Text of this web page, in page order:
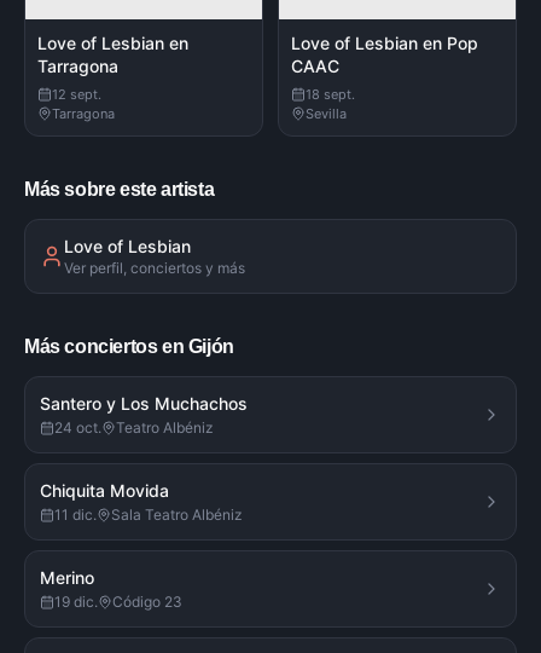
Love of Lesbian en
Tarragona
12 sept.
Tarragona
Love of Lesbian en Pop
CAAC
18 sept.
Sevilla
Más sobre este artista
Love of Lesbian
Ver perfil, conciertos y más
Más conciertos en Gijón
Santero y Los Muchachos
24 oct. Teatro Albéniz
Chiquita Movida
11 dic. Sala Teatro Albéniz
Merino
19 dic. Código 23